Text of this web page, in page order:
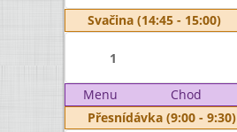
Svačina (14:45 - 15:00)
1
Menu Chod
Přesnídávka (9:00 - 9:30)